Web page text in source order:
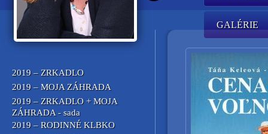
GALÉRIE
2019 – ZRKADLO
2019 – MOJA ZÁHRADA
2019 – ZRKADLO + MOJA
ZÁHRADA - sada
2019 – RODINNÉ KLBKO